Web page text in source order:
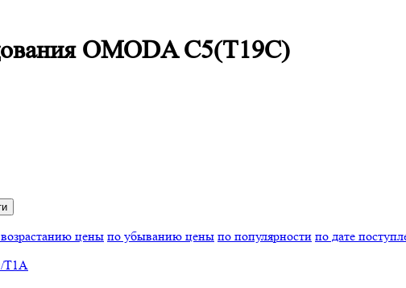
OMODA C5(T19C)
цены по убыванию цены по популярности по дате